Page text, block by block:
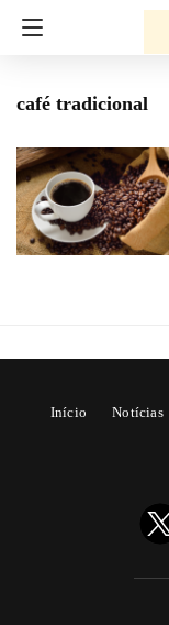
café tradicional
Início Notícias